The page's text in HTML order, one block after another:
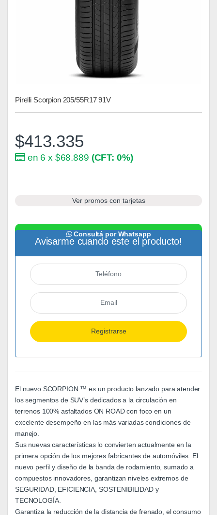
Pirelli Scorpion 205/55R17 91V
Disponibilidad:
$413.335
en 6 x $68.889 (CFT: 0%)
Ver promos con tarjetas
Consultá por Whatsapp
Avisarme cuando este el producto!
El nuevo SCORPION ™ es un producto lanzado para atender
los segmentos de SUV’s dedicados a la circulación en
terrenos 100% asfaltados ON ROAD con foco en un
excelente desempeño en las más variadas condiciones de
manejo.
Sus nuevas características lo convierten actualmente en la
primera opción de los mejores fabricantes de automóviles. El
nuevo perfil y diseño de la banda de rodamiento, sumado a
compuestos innovadores, garantizan niveles extremos de
SEGURIDAD, EFICIENCIA, SOSTENIBILIDAD y
TECNOLOGÍA.
Garantiza la reducción de la distancia de frenado, el consumo